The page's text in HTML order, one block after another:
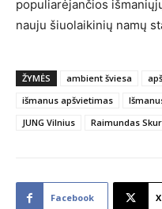
populiarėjančios
nauju šiuolaikinių namų
ŽYMĖS ambient šviesa
išmanus apšvietimas
JUNG Vilnius
Raimundas
Facebook X